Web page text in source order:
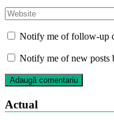
Notify me of follow-up
Notify me of new posts
Actual